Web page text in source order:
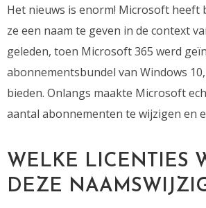
Het nieuws is enorm! Microsoft heeft
ze een naam te geven in de context
geleden, toen Microsoft 365 werd
abonnementsbundel van Windows
bieden. Onlangs maakte Microsoft
aantal abonnementen te wijzigen en
WELKE LICENTIES
DEZE